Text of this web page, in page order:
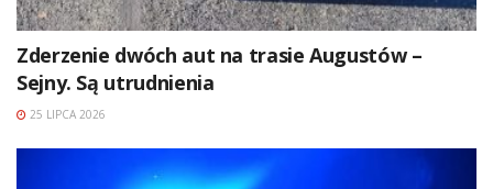
Zderzenie dwóch aut na trasie Augustów –
Sejny. Są utrudnienia
25 LIPCA 2026